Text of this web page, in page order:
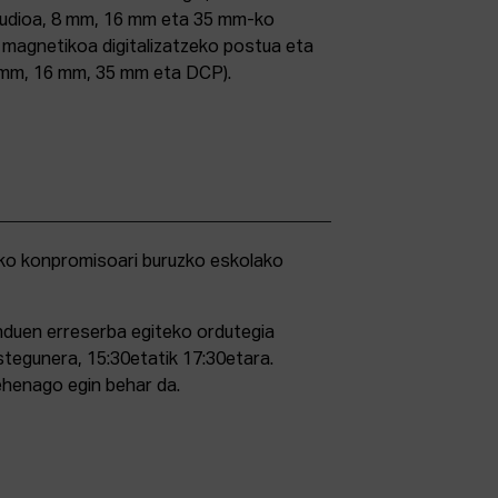
8 mm, 16 mm eta 35 mm-ko
digitalizatzeko postua eta
16 mm, 35 mm eta DCP).
erreserba egiteko ordutegia
15:30etatik 17:30etara.
egin behar da.